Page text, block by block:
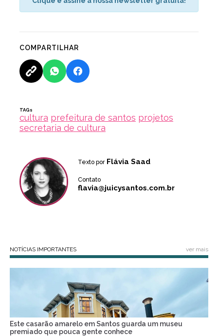
COMPARTILHAR
TAGs
cultura prefeitura de santos projetos
secretaria de cultura
Texto por Flávia Saad
Contato
flavia@juicysantos.com.br
NOTÍCIAS IMPORTANTES ver mais
Este casarão amarelo em Santos guarda um museu
premiado que pouca gente conhece